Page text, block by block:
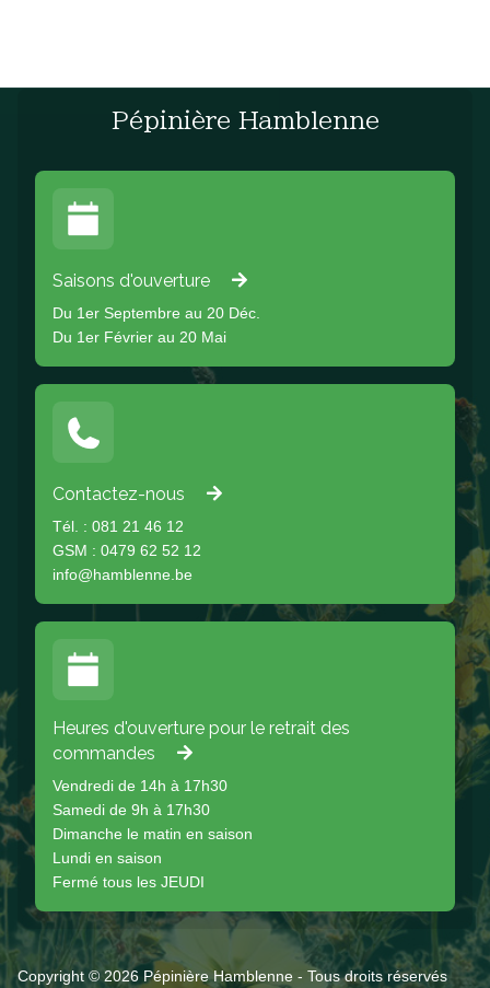
Pépinière Hamblenne
Saisons d'ouverture
Du 1er Septembre au 20 Déc.
Du 1er Février au 20 Mai
Contactez-nous
Tél. : 081 21 46 12
GSM : 0479 62 52 12
info@hamblenne.be
Heures d'ouverture pour le retrait des
commandes
Vendredi de 14h à 17h30
Samedi de 9h à 17h30
Dimanche le matin en saison
Lundi en saison
Fermé tous les JEUDI
Copyright © 2026 Pépinière Hamblenne - Tous droits réservés